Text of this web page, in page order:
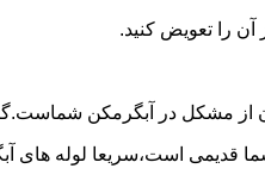
را تعویض کنید.
از مشکل در آبگرمکن
است،سریعا لوله های